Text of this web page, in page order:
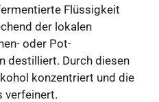
Flüssigkeit
der lokalen
oder Pot-
destilliert. Durch diesen
konzentriert und die
verfeinert.